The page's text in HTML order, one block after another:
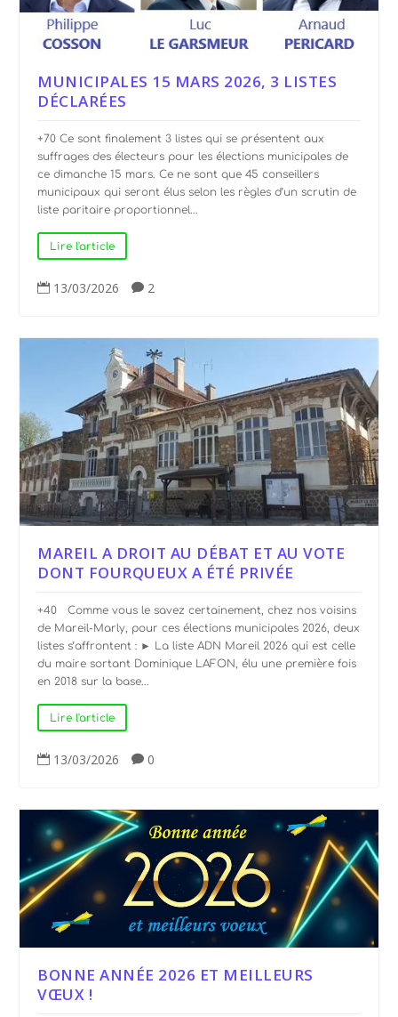
MUNICIPALES 15 MARS 2026, 3 LISTES
DÉCLARÉES
+70 Ce sont finalement 3 listes qui se présentent aux
suffrages des électeurs pour les élections municipales de
ce dimanche 15 mars. Ce ne sont que 45 conseillers
municipaux qui seront élus selon les règles d’un scrutin de
liste paritaire proportionnel...
Lire l'article
 13/03/2026  2
MAREIL A DROIT AU DÉBAT ET AU VOTE
DONT FOURQUEUX A ÉTÉ PRIVÉE
+40 Comme vous le savez certainement, chez nos voisins
de Mareil-Marly, pour ces élections municipales 2026, deux
listes s’affrontent : ► La liste ADN Mareil 2026 qui est celle
du maire sortant Dominique LAFON, élu une première fois
en 2018 sur la base...
Lire l'article
 13/03/2026  0
BONNE ANNÉE 2026 ET MEILLEURS
VŒUX !